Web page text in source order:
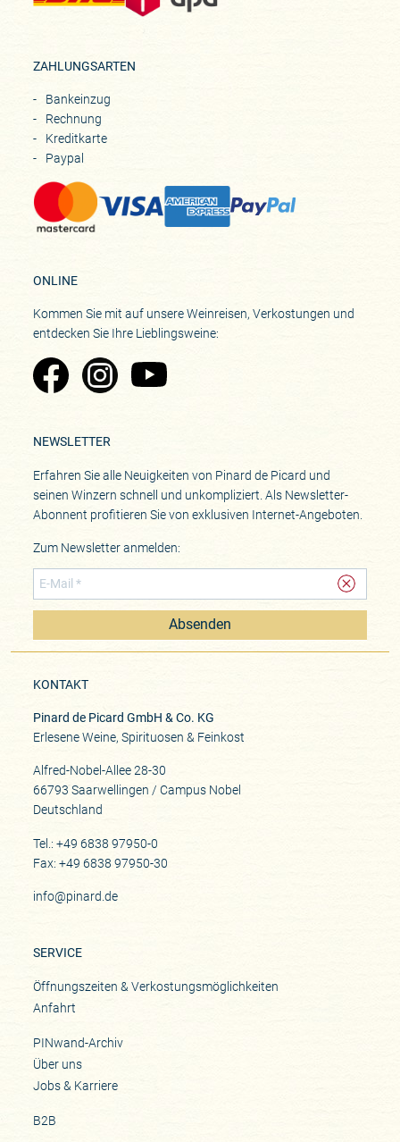
ZAHLUNGSARTEN
Bankeinzug
Rechnung
Kreditkarte
Paypal
ONLINE
Kommen Sie mit auf unsere Weinreisen, Verkostungen und
entdecken Sie Ihre Lieblingsweine:
Zu Pinard's Facebook-Seite
Zu Pinard's Instagram-Seite
Zu Pinard's YouTube-Seite
NEWSLETTER
Erfahren Sie alle Neuigkeiten von Pinard de Picard und
seinen Winzern schnell und unkompliziert. Als Newsletter-
Abonnent profitieren Sie von exklusiven Internet-Angeboten.
Zum Newsletter anmelden:
Absenden
KONTAKT
Pinard de Picard GmbH & Co. KG
Erlesene Weine, Spirituosen & Feinkost
Alfred-Nobel-Allee 28-30
66793 Saarwellingen / Campus Nobel
Deutschland
Tel.: +49 6838 97950-0
Fax: +49 6838 97950-30
info@pinard.de
SERVICE
Öffnungszeiten & Verkostungsmöglichkeiten
Anfahrt
PINwand-Archiv
Über uns
Jobs & Karriere
B2B